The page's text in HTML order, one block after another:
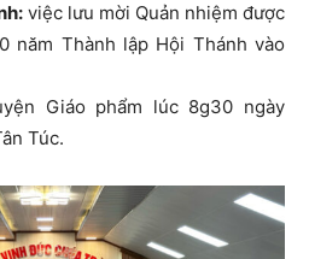
việc lưu mời Quản nhiệm được
năm Thành lập Hội Thánh vào
Giáo phẩm lúc 8g30 ngày
Túc.